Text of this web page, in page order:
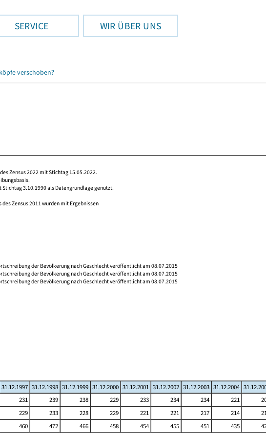
SERVICE WIR ÜBER UNS
verschoben?
Zensus 2022 mit Stichtag 15.05.2022.
3.10.1990 als Datengrundlage genutzt.
Zensus 2011 wurden mit Ergebnissen
der Bevölkerung nach Geschlecht veröffentlicht am 08.07.2015
der Bevölkerung nach Geschlecht veröffentlicht am 08.07.2015
der Bevölkerung nach Geschlecht veröffentlicht am 08.07.2015
31.12.1997 31.12.1998 31.12.1999 31.12.2000 31.12.2001 31.12.2002 31.12.2003 31.12.2004
231 239 238 229 233 234 234 221
229 233 228 229 221 221 217 214
460 472 466 458 454 455 451 435